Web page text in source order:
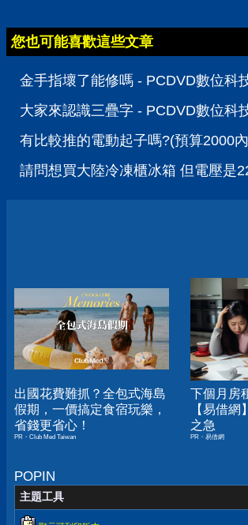
您也可能喜歡這些文章
金手指壞了能修嗎 - PCDVD數位科
大家來認識三疊字 - PCDVD數位科
有比較推的電動起子嗎?(預算2000
請問想買大陸冷凍櫃冰箱 但電壓是
出國花費難抓？全包式海島
假期，一價搞定食宿玩樂，
省錢更省心！
PR・Club Med Taiwan
下個月房
【易借網
之急
PR・易借網
POPIN
主題工具